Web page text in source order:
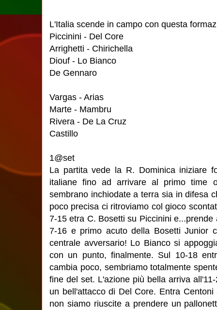
L'Italia scende in campo con questa
Piccinini - Del Core
Arrighetti - Chirichella
Diouf - Lo Bianco
De Gennaro
Vargas - Arias
Marte - Mambru
Rivera - De La Cruz
Castillo
1@set
La partita vede la R. Dominica iniziare
italiane fino ad arrivare al primo time
sembrano inchiodate a terra sia in difesa
poco precisa ci ritroviamo col gioco
7-15 etra C. Bosetti su Piccinini
7-16 e primo acuto della Bosetti Junior
centrale avversario! Lo Bianco si
con un punto, finalmente. Sul 10-18
cambia poco, sembriamo totalmente
fine del set. L'azione più bella arriva
un bell'attacco di Del Core. Entra
non siamo riuscite a prendere un